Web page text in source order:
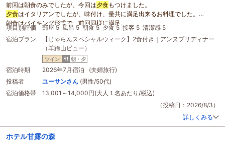
前回は朝食のみでしたが、今回は夕食もつけました。
夕食はイタリアンでしたが、味付け、量共に満足出来るお料理でした。
朝食はバイキング形式で、前回同様に満足。
ニセコの 温泉 はどこもよい効能がありますが、浴場は少し小さいですが、源泉
かけ流しで体がよく温まります。
項目別評価 部屋 5 風呂 5 朝食 5 夕食 5 接客 5 清潔感 5
宿泊プラン
【じゃらんスペシャルウィーク】2食付き｜アンヌプリディナー
（羊蹄山ビュー）
ツイン 朝・夕
宿泊時期
2026年7月宿泊 (夫婦旅行)
投稿者
ユーサンさん (男性/50代)
宿泊価格帯
13,001～14,000円(大人１名あたり/税込)
（投稿日：2026/8/3）
詳しくみる
ホテル甘露の森